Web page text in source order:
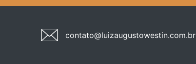
contato@luizaugustowestin.com.br